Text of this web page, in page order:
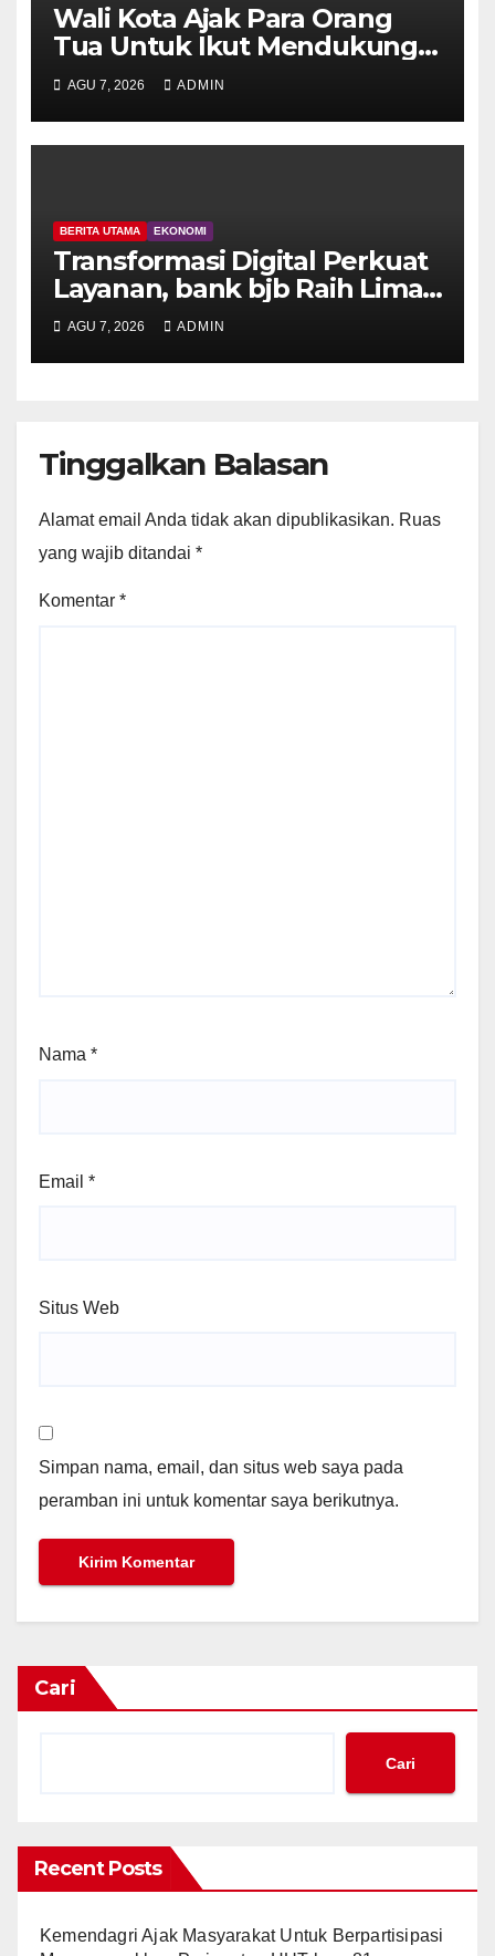
Wali Kota Ajak Para Orang
Tua Untuk Ikut Mendukung
Pelaksanaan BIAS
AGU 7, 2026 ADMIN
BERITA UTAMA EKONOMI
Transformasi Digital Perkuat
Layanan, bank bjb Raih Lima
Titanium Awards pada PRIMA
Awards 2026
AGU 7, 2026 ADMIN
Tinggalkan Balasan
Alamat email Anda tidak akan dipublikasikan. Ruas
yang wajib ditandai *
Komentar *
Nama *
Email *
Situs Web
Simpan nama, email, dan situs web saya pada
peramban ini untuk komentar saya berikutnya.
Cari
Cari
Recent Posts
Kemendagri Ajak Masyarakat Untuk Berpartisipasi